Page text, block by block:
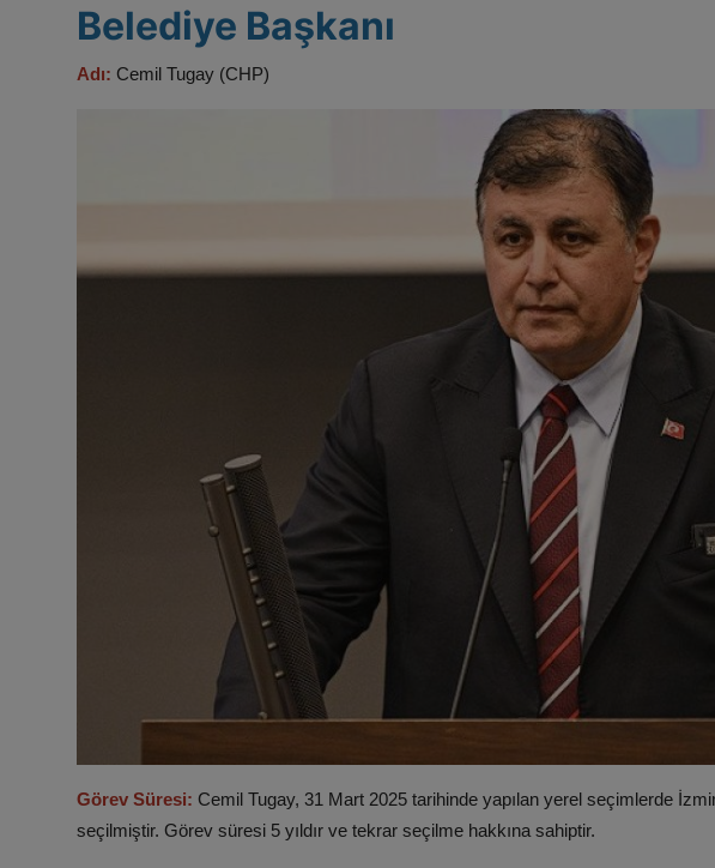
Belediye Başkanı
Adı: Cemil Tugay (CHP)​
Görev Süresi: Cemil Tugay, 31 Mart 2025 tarihinde yapılan yerel seçimlerde
seçilmiştir. Görev süresi 5 yıldır ve tekrar seçilme hakkına sahiptir.​